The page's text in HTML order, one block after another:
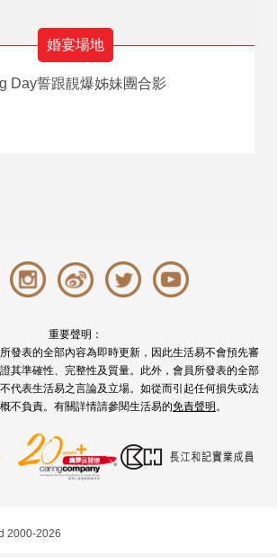
婚宴場地
Day誓跟靚爆姊妹團合影
重要聲明：
發表的全部內容為即時更新，因此生活易不會預先審
其準確性、完整性及質量。此外，會員所發表的全部
代表生活易之言論及立場。如從而引起任何損失或法
不負責。有關詳情請參閱生活易的免責聲明 。
2000-2026